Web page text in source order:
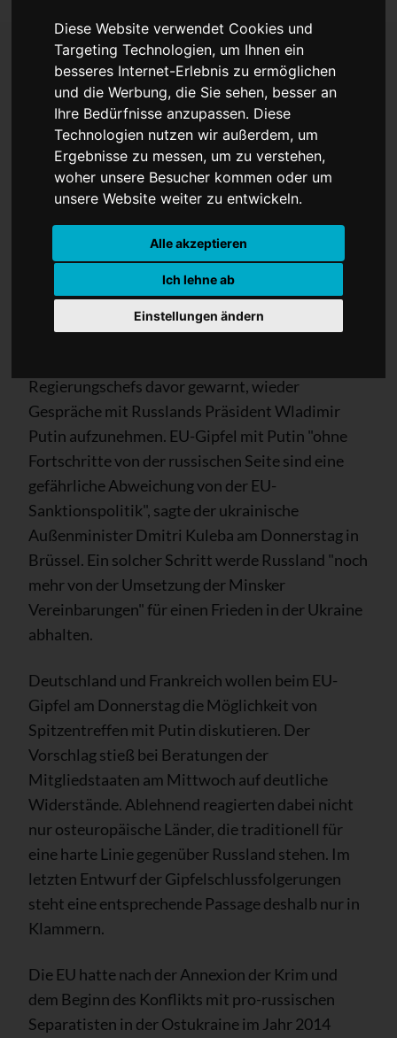
Diese Website verwendet Cookies und
Targeting Technologien, um Ihnen ein
besseres Internet-Erlebnis zu ermöglichen
und die Werbung, die Sie sehen, besser an
Ihre Bedürfnisse anzupassen. Diese
Technologien nutzen wir außerdem, um
Ergebnisse zu messen, um zu verstehen,
woher unsere Besucher kommen oder um
unsere Website weiter zu entwickeln.
Alle akzeptieren
Ich lehne ab
Einstellungen ändern
Ukraine warnt EU vor
Gipfeln mit Putin
Regierungschefs davor gewarnt, wieder
Gespräche mit Russlands Präsident Wladimir
Putin aufzunehmen. EU-Gipfel mit Putin "ohne
Fortschritte von der russischen Seite sind eine
gefährliche Abweichung von der EU-
Sanktionspolitik", sagte der ukrainische
Außenminister Dmitri Kuleba am Donnerstag in
Brüssel. Ein solcher Schritt werde Russland "noch
mehr von der Umsetzung der Minsker
Vereinbarungen" für einen Frieden in der Ukraine
abhalten.
Deutschland und Frankreich wollen beim EU-
Gipfel am Donnerstag die Möglichkeit von
Spitzentreffen mit Putin diskutieren. Der
Vorschlag stieß bei Beratungen der
Mitgliedstaaten am Mittwoch auf deutliche
Widerstände. Ablehnend reagierten dabei nicht
nur osteuropäische Länder, die traditionell für
eine harte Linie gegenüber Russland stehen. Im
letzten Entwurf der Gipfelschlussfolgerungen
steht eine entsprechende Passage deshalb nur in
Klammern.
Die EU hatte nach der Annexion der Krim und
dem Beginn des Konflikts mit pro-russischen
Separatisten in der Ostukraine im Jahr 2014